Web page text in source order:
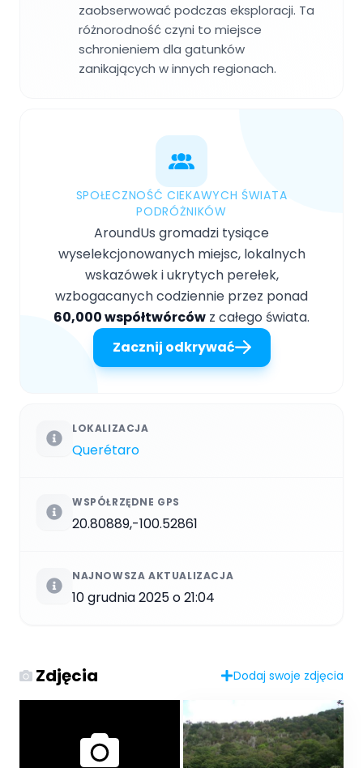
zaobserwować podczas eksploracji. Ta
różnorodność czyni to miejsce
schronieniem dla gatunków
zanikających w innych regionach.
SPOŁECZNOŚĆ CIEKAWYCH ŚWIATA
PODRÓŻNIKÓW
AroundUs gromadzi tysiące
wyselekcjonowanych miejsc, lokalnych
wskazówek i ukrytych perełek,
wzbogacanych codziennie przez ponad
60,000 współtwórców z całego świata.
Zacznij odkrywać
LOKALIZACJA
Querétaro
WSPÓŁRZĘDNE GPS
20.80889,-100.52861
NAJNOWSZA AKTUALIZACJA
10 grudnia 2025 o 21:04
Zdjęcia Dodaj swoje zdjęcia